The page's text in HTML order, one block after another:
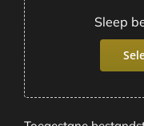
Sleep